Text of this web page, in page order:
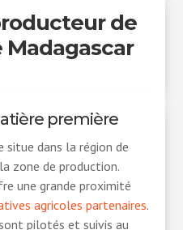
de
Madagascar
première
situe dans la région de
zone de production.
une grande proximité
agricoles partenaires.
pilotés et suivis au